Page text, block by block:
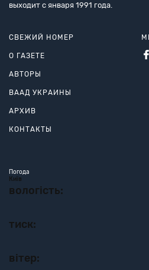
выходит с января 1991 года.
СВЕЖИЙ НОМЕР
О ГАЗЕТЕ
АВТОРЫ
ВААД УКРАИНЫ
АРХИВ
КОНТАКТЫ
Погода
Київ
вологість:
тиск:
вітер: